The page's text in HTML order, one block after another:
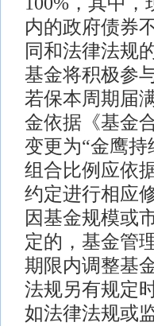
内的政府债券
同和法律法规
基金将积极参
若保本周期届
金依据《基金
变更为“金鹰
组合比例应依
约定进行相应修
因基金规模或
定的，基金管
期限内调整基
法规另有规定
如法律法规或